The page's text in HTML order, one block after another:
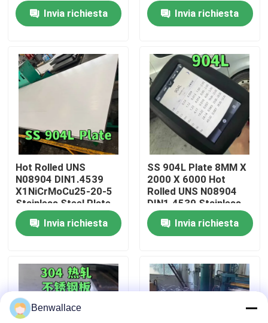
Prodotti
Video
Su di noi
visita della fabbrica
Controllo della qualità
Contattaci
Casi
Chiedi un preventivo
Invia richiesta Invia richiesta
Hot Rolled UNS
N08904 DIN1.4539
X1NiCrMoCu25-20-5
Stainless Steel Plate
10MM SS 904L Plate
Invia richiesta
SS 904L Plate 8MM X
2000 X 6000 Hot
Rolled UNS N08904
DIN1.4539 Stainless
Steel Plate
Invia richiesta
Benwallace